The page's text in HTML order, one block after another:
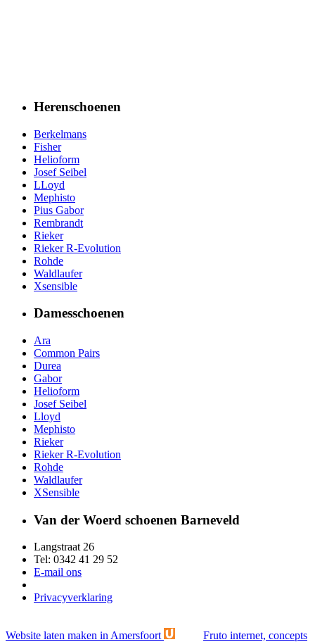
Herenschoenen
Berkelmans
Fisher
Helioform
Josef Seibel
LLoyd
Mephisto
Pius Gabor
Rembrandt
Rieker
Rieker R-Evolution
Rohde
Waldlaufer
Xsensible
Damesschoenen
Ara
Common Pairs
Durea
Gabor
Helioform
Josef Seibel
Lloyd
Mephisto
Rieker
Rieker R-Evolution
Rohde
Waldlaufer
XSensible
Van der Woerd schoenen Barneveld
Langstraat 26
Tel: 0342 41 29 52
E-mail ons
Privacyverklaring
Website laten maken in Amersfoort Fruto internet, concepts